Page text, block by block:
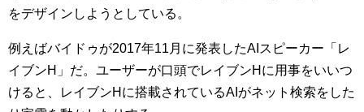
をデザインしようとしている。
例えばバイドゥが2017年11月に発表したAIスピーカー「レ
イブンH」だ。ユーザーが口頭でレイブンHに用事をいいつ
けると、レイブンHに搭載されているAIがネット検索をした